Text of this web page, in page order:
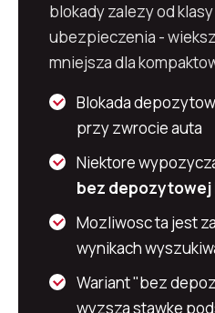
blokady zalezy od
ubezpieczenia -
mniejsza dla
Blokada
przy zwrocie auta
Niektore
bez depozytowej
Mozliwosc ta jest
wynikach
Wariant "bez
wyzsza stawke